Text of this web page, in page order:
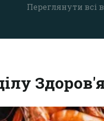
Переглянути всі